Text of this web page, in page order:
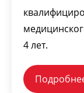
4 лет.